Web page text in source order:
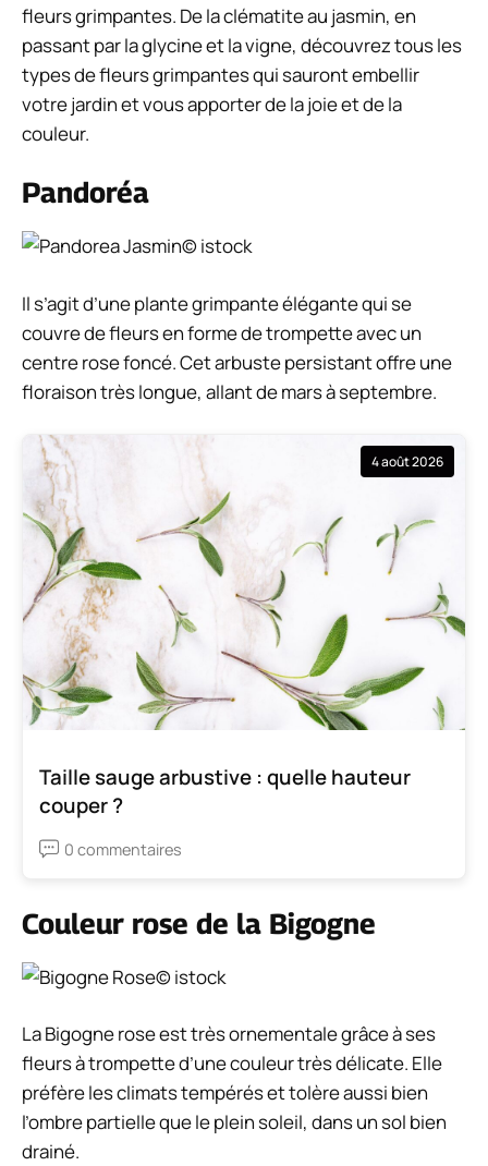
fleurs grimpantes. De la clématite au jasmin, en
passant par la glycine et la vigne, découvrez tous les
types de fleurs grimpantes qui sauront embellir
votre jardin et vous apporter de la joie et de la
couleur.
Pandoréa
© istock
Il s’agit d’une plante grimpante élégante qui se
couvre de fleurs en forme de trompette avec un
centre rose foncé. Cet arbuste persistant offre une
floraison très longue, allant de mars à septembre.
4 août 2026
Taille sauge arbustive : quelle hauteur
couper ?
0 commentaires
Couleur rose de la Bigogne
© istock
La Bigogne rose est très ornementale grâce à ses
fleurs à trompette d’une couleur très délicate. Elle
préfère les climats tempérés et tolère aussi bien
l’ombre partielle que le plein soleil, dans un sol bien
drainé.